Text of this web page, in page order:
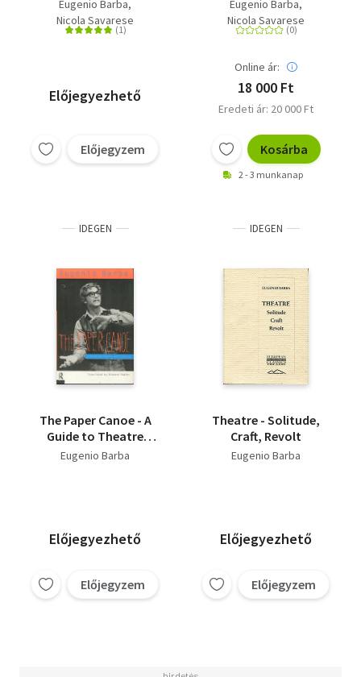
szótár
Eugenio Barba
Nicola Savarese
Előjegyezhető
Előjegyzem
materiális kultúrájáról
Eugenio Barba
Nicola Savarese
Online ár:
18 000 Ft
Eredeti ár: 20 000 Ft
Kosárba
2 - 3 munkanap
IDEGEN
The Paper Canoe - A
Guide to Theatre
Anthropology
Eugenio Barba
Előjegyezhető
Előjegyzem
IDEGEN
Theatre - Solitude,
Craft, Revolt
Eugenio Barba
Előjegyezhető
Előjegyzem